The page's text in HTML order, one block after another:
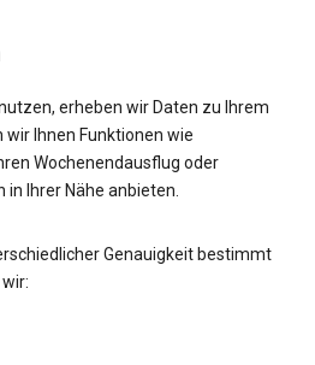
erheben wir Daten zu Ihrem
Ihnen Funktionen wie
Wochenendausflug oder
in Ihrer Nähe anbieten.
Genauigkeit bestimmt